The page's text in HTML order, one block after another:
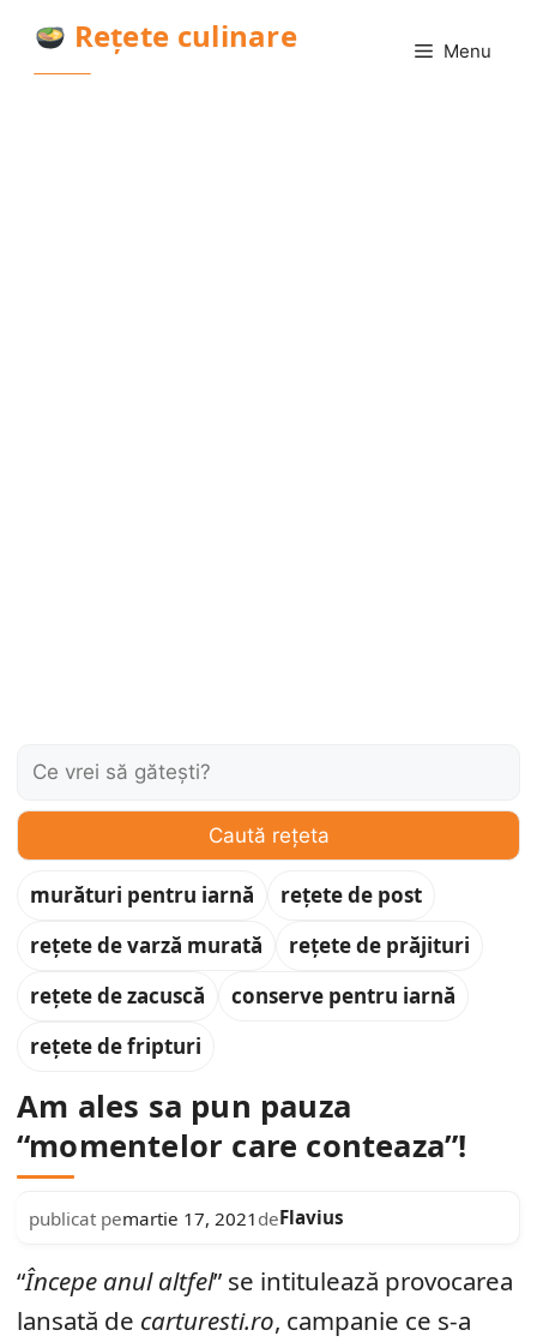
conținut
Rețete culinare Menu
Caută:
Caută rețeta
murături pentru iarnă
rețete de post
rețete de varză murată
rețete de prăjituri
rețete de zacuscă
conserve pentru iarnă
rețete de fripturi
Am ales sa pun pauza
“momentelor care conteaza”!
publicat pemartie 17, 2021 deFlavius
“Începe anul altfel” se intitulează provocarea
lansată de carturesti.ro, campanie ce s-a